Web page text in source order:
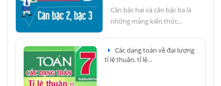
Căn bậc hai và căn bậc ba là
những mảng kiến thức...
Các dạng toán về đại lượng
tỉ lệ thuận, tỉ lệ...